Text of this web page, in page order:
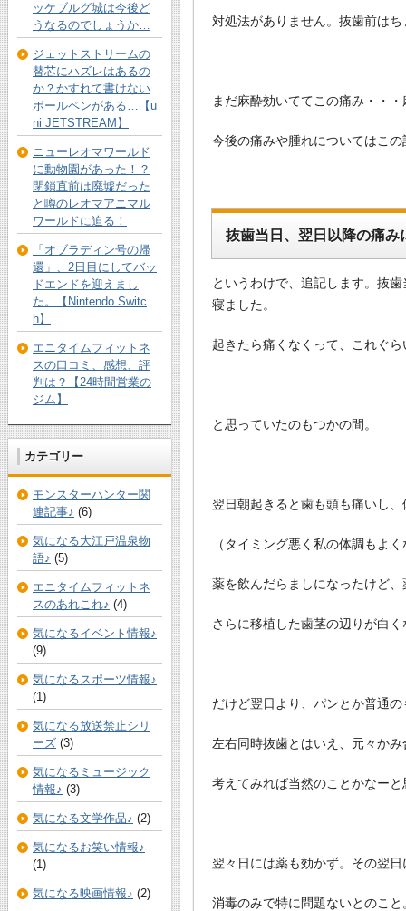
対処法がありません。抜歯前は
まだ麻酔効いててこの痛み・・
今後の痛みや腫れについてはこ
抜歯当日、翌日以降の痛み
というわけで、追記します。抜
寝ました。
起きたら痛くなくって、これぐ
と思っていたのもつかの間。
翌日朝起きると歯も頭も痛いし
（タイミング悪く私の体調もよ
薬を飲んだらましになったけど
さらに移植した歯茎の辺りが白
だけど翌日より、パンとか普通
左右同時抜歯とはいえ、元々か
考えてみれば当然のことかなーと
翌々日には薬も効かず。その翌
消毒のみで特に問題ないとのこ
ッケブルグ城は今後ど
うなるのでしょうか…
ジェットストリームの
替芯にハズレはあるの
か？かすれて書けない
ボールペンがある…【u
ni JETSTREAM】
ニューレオマワールド
に動物園があった！？
閉鎖直前は廃墟だった
と噂のレオマアニマル
ワールドに迫る！
「オブラディン号の帰
還」、2日目にしてバッ
ドエンドを迎えまし
た。【Nintendo Switc
h】
エニタイムフィットネ
スの口コミ、感想、評
判は？【24時間営業の
ジム】
カテゴリー
モンスターハンター関
連記事♪ (6)
気になる大江戸温泉物
語♪ (5)
エニタイムフィットネ
スのあれこれ♪ (4)
気になるイベント情報♪
(9)
気になるスポーツ情報♪
(1)
気になる放送禁止シリ
ーズ (3)
気になるミュージック
情報♪ (3)
気になる文学作品♪ (2)
気になるお笑い情報♪
(1)
気になる映画情報♪ (2)